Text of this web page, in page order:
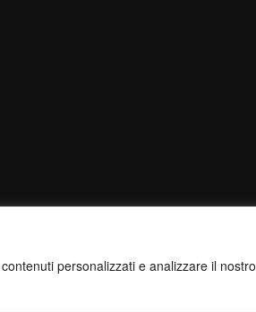
personalizzati e analizzare il nostro